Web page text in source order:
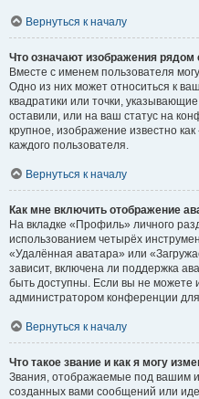
Вернуться к началу
Что означают изображения
Вместе с именем пользователя
Одно из них может относиться к
квадратики или точки,
оставили, или на ваш статус на
крупное, изображение известно
каждого пользователя.
Вернуться к началу
Как мне включить отображение
На вкладке «Профиль» личного
использованием четырёх
«Удалённая аватара» или
зависит, включена ли поддержка
быть доступны. Если вы не можете
администратором конференции
Вернуться к началу
Что такое звание и как я могу
Звания, отображаемые под вашим
созданных вами сообщений или